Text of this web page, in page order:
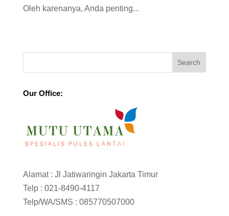
Oleh karenanya, Anda penting...
Our Office:
Alamat : Jl Jatiwaringin Jakarta Timur
Telp : 021-8490-4117
Telp/WA/SMS : 085770507000